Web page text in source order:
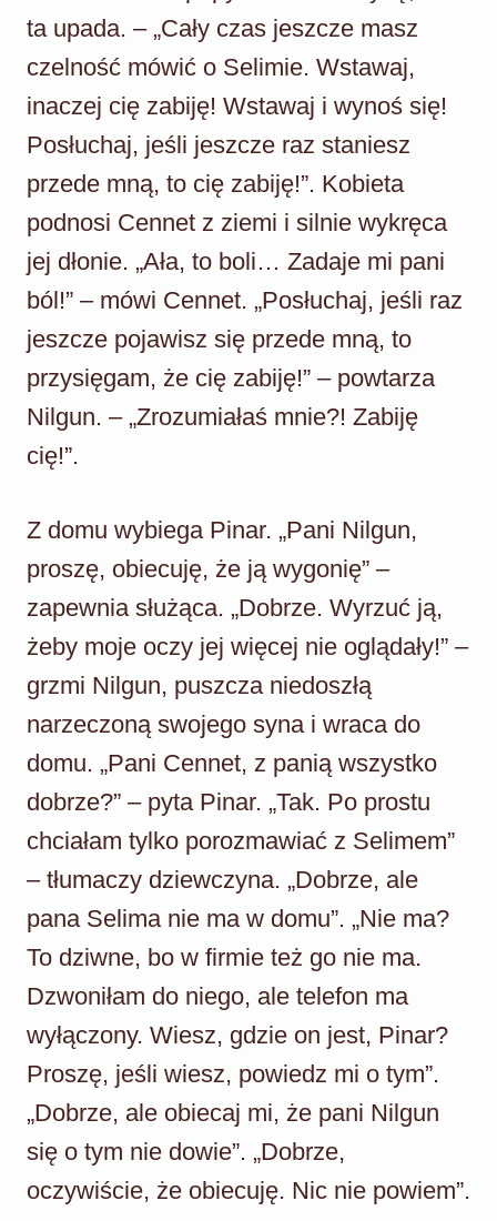
ta upada. – „Cały czas jeszcze masz
czelność mówić o Selimie. Wstawaj,
inaczej cię zabiję! Wstawaj i wynoś się!
Posłuchaj, jeśli jeszcze raz staniesz
przede mną, to cię zabiję!”. Kobieta
podnosi Cennet z ziemi i silnie wykręca
jej dłonie. „Ała, to boli… Zadaje mi pani
ból!” – mówi Cennet. „Posłuchaj, jeśli raz
jeszcze pojawisz się przede mną, to
przysięgam, że cię zabiję!” – powtarza
Nilgun. – „Zrozumiałaś mnie?! Zabiję
cię!”.
Z domu wybiega Pinar. „Pani Nilgun,
proszę, obiecuję, że ją wygonię” –
zapewnia służąca. „Dobrze. Wyrzuć ją,
żeby moje oczy jej więcej nie oglądały!” –
grzmi Nilgun, puszcza niedoszłą
narzeczoną swojego syna i wraca do
domu. „Pani Cennet, z panią wszystko
dobrze?” – pyta Pinar. „Tak. Po prostu
chciałam tylko porozmawiać z Selimem”
– tłumaczy dziewczyna. „Dobrze, ale
pana Selima nie ma w domu”. „Nie ma?
To dziwne, bo w firmie też go nie ma.
Dzwoniłam do niego, ale telefon ma
wyłączony. Wiesz, gdzie on jest, Pinar?
Proszę, jeśli wiesz, powiedz mi o tym”.
„Dobrze, ale obiecaj mi, że pani Nilgun
się o tym nie dowie”. „Dobrze,
oczywiście, że obiecuję. Nic nie powiem”.